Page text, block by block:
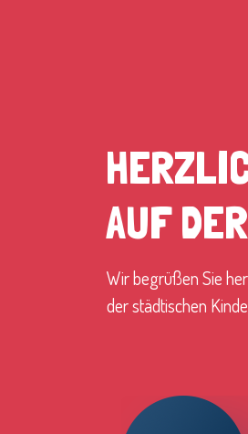
AUF
Wir begrüßen Sie
der städtischen